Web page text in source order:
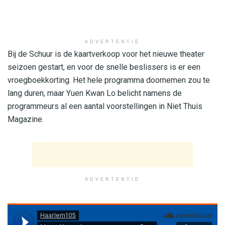
ADVERTENTIE
Bij de Schuur is de kaartverkoop voor het nieuwe theater
seizoen gestart, en voor de snelle beslissers is er een
vroegboekkorting. Het hele programma doornemen zou te
lang duren, maar Yuen Kwan Lo belicht namens de
programmeurs al een aantal voorstellingen in Niet Thuis
Magazine.
ADVERTENTIE